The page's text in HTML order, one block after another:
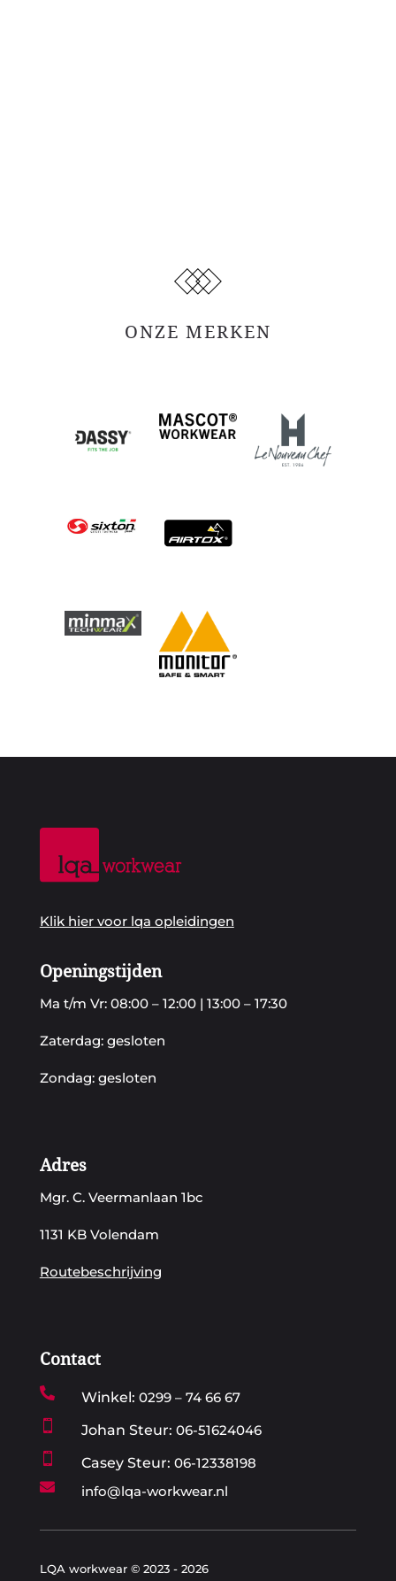
ONZE MERKEN
Klik hier voor lqa opleidingen
Openingstijden
Ma t/m Vr: 08:00 – 12:00 | 13:00 – 17:30
Zaterdag: gesloten
Zondag: gesloten
Adres
Mgr. C. Veermanlaan 1bc
1131 KB Volendam
Routebeschrijving
Contact
 Winkel: 0299 – 74 66 67
 Johan Steur: 06-51624046
 Casey Steur: 06-12338198
 info@lqa-workwear.nl
LQA workwear © 2023 - 2026